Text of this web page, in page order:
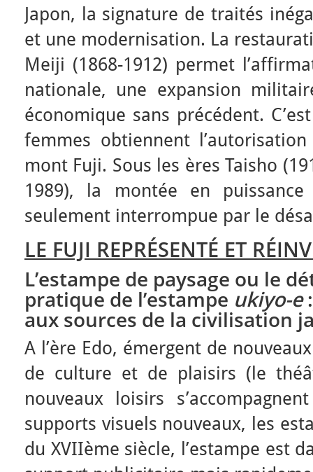
Japon, la signature de traités
et une modernisation. La
Meiji (1868-1912) permet
nationale, une expansion
économique sans précédent.
femmes obtiennent
mont Fuji. Sous les ères Taisho
1989), la montée en
seulement interrompue par le
LE FUJI REPRÉSENTÉ ET
L’estampe de paysage ou le
pratique de l’estampe ukiyo-e
aux sources de la civilisation
A l’ère Edo, émergent de
de culture et de plaisirs (le
nouveaux loisirs
supports visuels nouveaux, les
du XVIIème siècle, l’estampe est